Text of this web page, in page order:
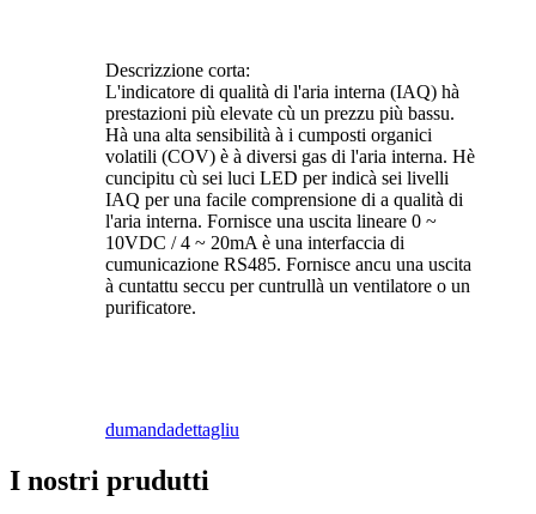
Descrizzione corta:
L'indicatore di qualità di l'aria interna (IAQ) hà
prestazioni più elevate cù un prezzu più bassu.
Hà una alta sensibilità à i cumposti organici
volatili (COV) è à diversi gas di l'aria interna. Hè
cuncipitu cù sei luci LED per indicà sei livelli
IAQ per una facile comprensione di a qualità di
l'aria interna. Fornisce una uscita lineare 0 ~
10VDC / 4 ~ 20mA è una interfaccia di
cumunicazione RS485. Fornisce ancu una uscita
à cuntattu seccu per cuntrullà un ventilatore o un
purificatore.
dumandadettagliu
I nostri prudutti